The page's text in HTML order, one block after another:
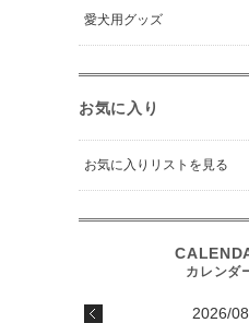
愛犬用グッズ
お気に入り
お気に入りリストを見る
2026/08